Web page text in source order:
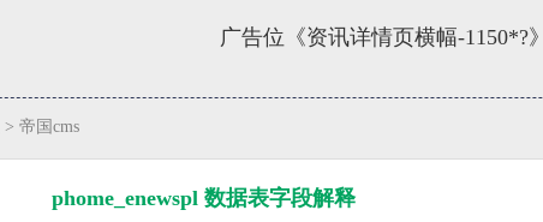
广告位《资讯详情页横幅-1150*?》
> 帝国cms
phome_enewspl 数据表字段解释